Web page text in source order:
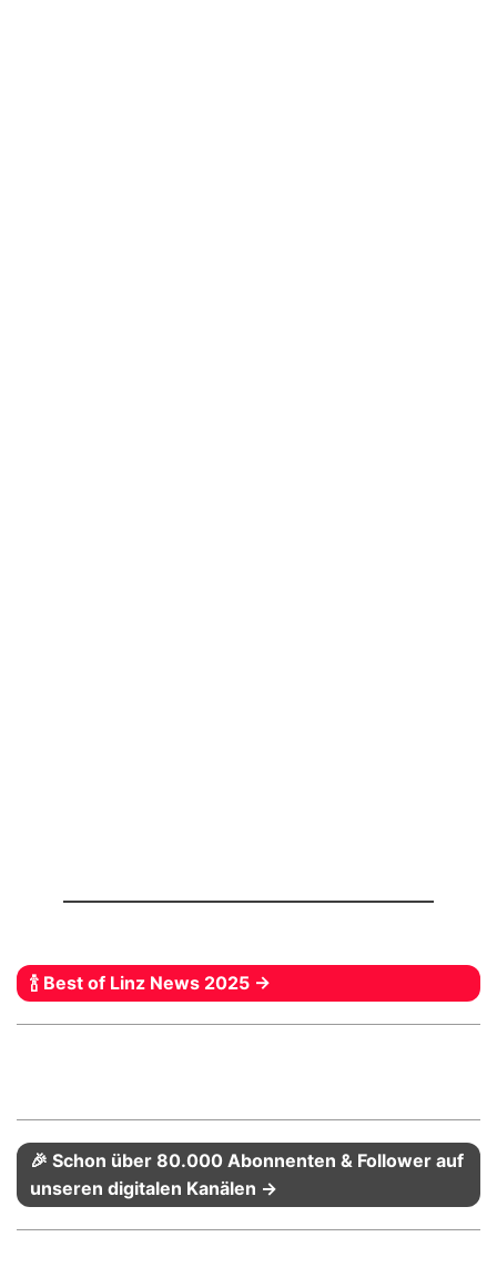
🍾 Best of Linz News 2025 →
🎉 Schon über 80.000 Abonnenten & Follower auf
unseren digitalen Kanälen →